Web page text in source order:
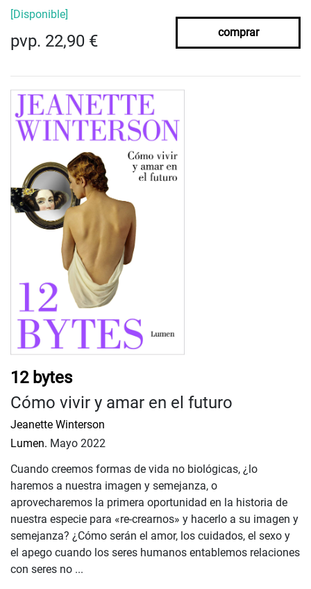
[Disponible]
pvp. 22,90 € comprar
12 bytes
Cómo vivir y amar en el futuro
Jeanette Winterson
Lumen. Mayo 2022
Cuando creemos formas de vida no biológicas, ¿lo
haremos a nuestra imagen y semejanza, o
aprovecharemos la primera oportunidad en la historia de
nuestra especie para «re-crearnos» y hacerlo a su imagen y
semejanza? ¿Cómo serán el amor, los cuidados, el sexo y
el apego cuando los seres humanos entablemos relaciones
con seres no ...